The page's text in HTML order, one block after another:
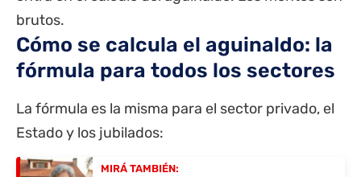
brutos.
Cómo se calcula el aguinaldo: la
fórmula para todos los sectores
La fórmula es la misma para el sector privado, el
Estado y los jubilados:
MIRÁ TAMBIÉN: